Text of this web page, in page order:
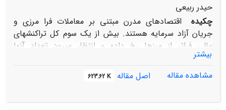
حیدر ربیعی
چکیده
اقتصادهای مدرن مبتنی بر معاملات فرا مرزی و
جریان آزاد سرمایه هستند. بیش از یک سوم کل تراکنش­های
مالی فراتر از مرز­ها رخ داده و انتظار می­رود تعداد آن­ها
افزایش یابد. در گذشته، باتوجه به اینکه کشورهای مختلف،
هر یک استانداردهای حسابداری خود را داشتند، فعالیت­های
فرا مرزی این چنینی پیچیده بود. وقتی از استانداردهای ملی
مالی بر مبناهای متفاوتی محاسبه شوند.ممکن است قابلیت
بیشتر
مشاهده مقاله
اصل مقاله 623.62 K